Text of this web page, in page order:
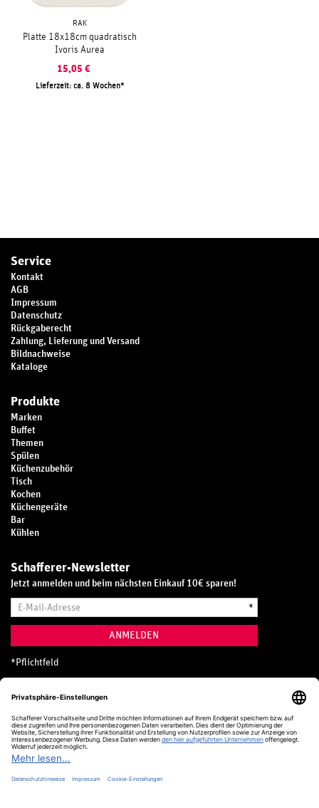
RAK
Platte 18x18cm quadratisch
Ivoris Aurea
15,05 €
Lieferzeit: ca. 8 Wochen
Service
Kontakt
AGB
Impressum
Datenschutz
Rückgaberecht
Zahlung, Lieferung und Versand
Bildnachweise
Kataloge
Produkte
Marken
Buffet
Themen
Spülen
Küchenzubehör
Tisch
Kochen
Küchengeräte
Bar
Kühlen
Schafferer-Newsletter
Jetzt anmelden und beim nächsten Einkauf 10€ sparen!
Mail-
*
ANMELDEN
* Pflichtfeld
Hotline
0800 20 70 300 (D)
Kostenlos aus dem deutschen Festnetz
24 Stunden / 365 Tage im Jahr